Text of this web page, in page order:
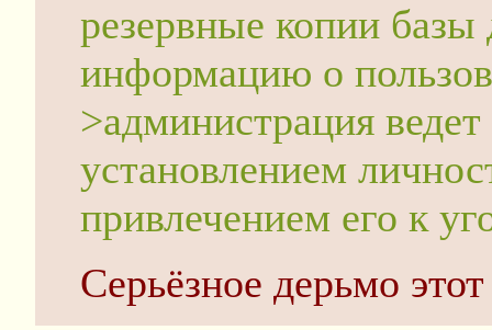
резервные копии
информацию о
>администрация
установлением
привлечением его к
Серьёзное дерьмо